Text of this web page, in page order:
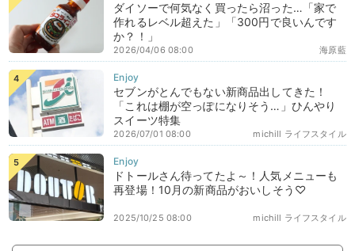
ダイソーで何気なく買ったら沼った…「家で
作れるレベル超えた」「300円で良いんです
か？！」
海原藍
2026/04/06 08:00
セブンがとんでもない新商品出してきた！
「これは棚が空っぽになりそう…」ひんやり
スイーツ特集
michill ライフスタイル
2026/07/01 08:00
ドトールさん待ってたよ～！人気メニューも
再登場！10月の新商品がおいしそう♡
michill ライフスタイル
2025/10/25 08:00